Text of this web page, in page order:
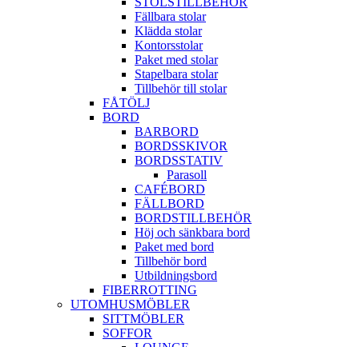
Fällbara stolar
Klädda stolar
Kontorsstolar
Paket med stolar
Stapelbara stolar
Tillbehör till stolar
FÅTÖLJ
BORD
BARBORD
BORDSSKIVOR
BORDSSTATIV
Parasoll
CAFÉBORD
FÄLLBORD
BORDSTILLBEHÖR
Höj och sänkbara bord
Paket med bord
Tillbehör bord
Utbildningsbord
FIBERROTTING
UTOMHUSMÖBLER
SITTMÖBLER
SOFFOR